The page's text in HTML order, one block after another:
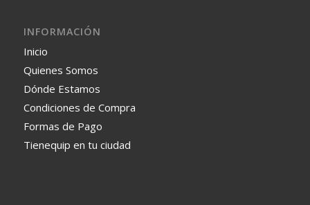
INFORMACIÓN
Inicio
Quienes Somos
Dónde Estamos
Condiciones de Compra
Formas de Pago
Tienequip en tu ciudad